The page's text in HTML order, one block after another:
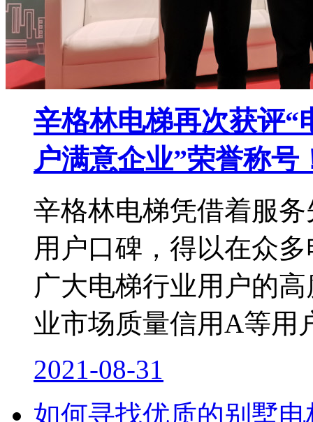
辛格林电梯再次获评“
户满意企业”荣誉称号
辛格林电梯凭借着服
用户口碑，得以在众
广大电梯行业用户的
业市场质量信用A等用
2021-08-31
如何寻找优质的别墅